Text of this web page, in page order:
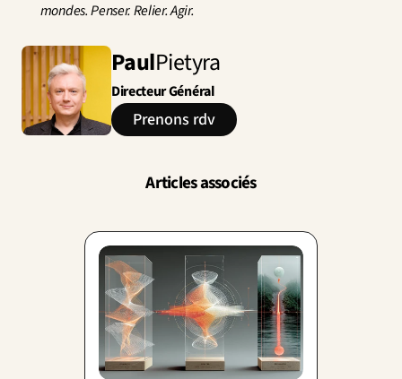
mondes. Penser. Relier. Agir.
PaulPietyra
Directeur Général
Prenons rdv
Articles associés